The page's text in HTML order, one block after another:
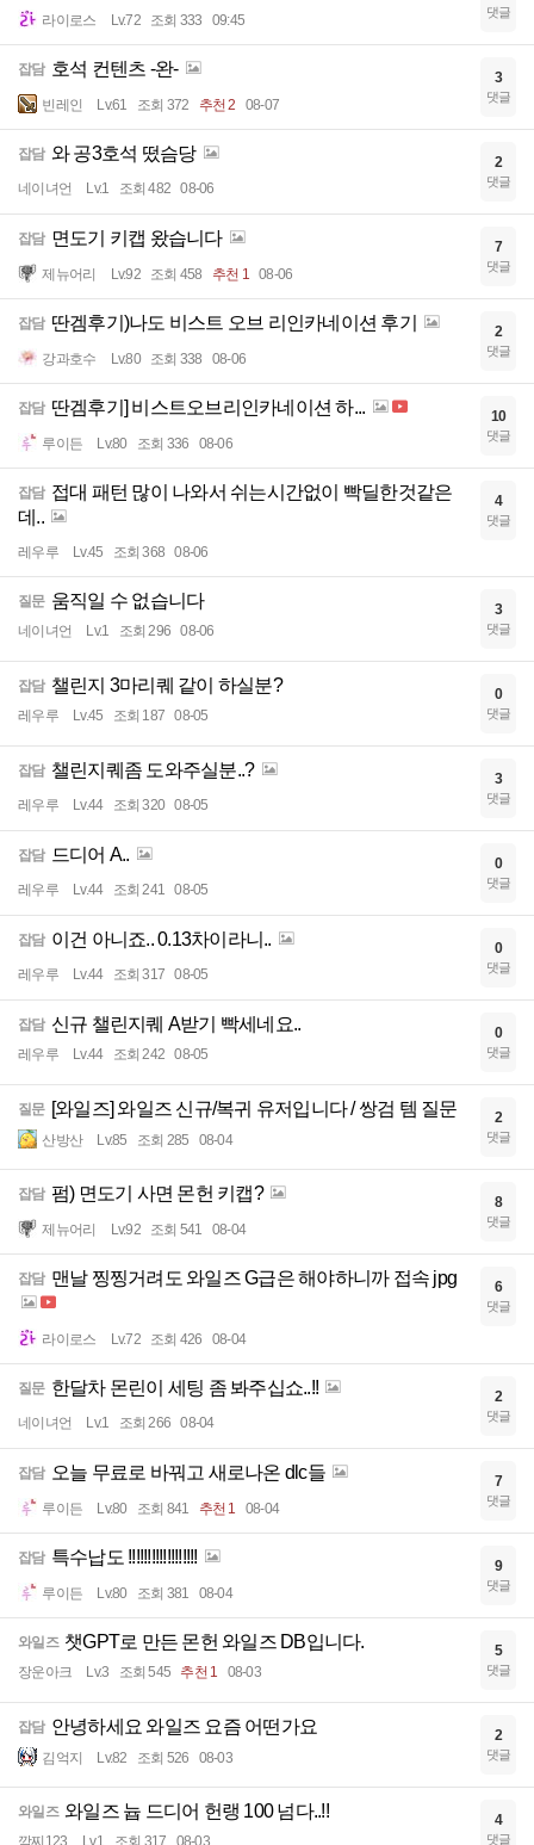
라이로스 Lv.72 조회 333 09:45 댓글
잡담 호석 컨텐츠 -완-
빈레인 Lv.61 조회 372 추천 2 08-07
3
댓글
잡담 와 공3호석 떴슴당
네이녀언 Lv.1 조회 482 08-06
2
댓글
잡담 면도기 키캡 왔습니다
제뉴어리 Lv.92 조회 458 추천 1 08-06
7
댓글
잡담 딴겜후기)나도 비스트 오브 리인카네이션 후기
강과호수 Lv.80 조회 338 08-06
2
댓글
잡담 딴겜후기] 비스트오브리인카네이션 하...
루이든 Lv.80 조회 336 08-06
10
댓글
잡담 접대 패턴 많이 나와서 쉬는시간없이 빡딜한것같은
데..
레우루 Lv.45 조회 368 08-06
4
댓글
질문 움직일 수 없습니다
네이녀언 Lv.1 조회 296 08-06
3
댓글
잡담 챌린지 3마리퀘 같이 하실분?
레우루 Lv.45 조회 187 08-05
0
댓글
잡담 챌린지퀘좀 도와주실분..?
레우루 Lv.44 조회 320 08-05
3
댓글
잡담 드디어 A..
레우루 Lv.44 조회 241 08-05
0
댓글
잡담 이건 아니죠.. 0.13차이라니..
레우루 Lv.44 조회 317 08-05
0
댓글
잡담 신규 챌린지퀘 A받기 빡세네요..
레우루 Lv.44 조회 242 08-05
0
댓글
질문 [와일즈] 와일즈 신규/복귀 유저입니다 / 쌍검 템 질문
산방산 Lv.85 조회 285 08-04
2
댓글
잡담 펌) 면도기 사면 몬헌 키캡?
제뉴어리 Lv.92 조회 541 08-04
8
댓글
잡담 맨날 찡찡거려도 와일즈 G급은 해야하니까 접속 jpg
라이로스 Lv.72 조회 426 08-04
6
댓글
질문 한달차 몬린이 세팅 좀 봐주십쇼..!!
네이녀언 Lv.1 조회 266 08-04
2
댓글
잡담 오늘 무료로 바꿔고 새로나온 dlc들
루이든 Lv.80 조회 841 추천 1 08-04
7
댓글
잡담 특수납도 !!!!!!!!!!!!!!!!!!
루이든 Lv.80 조회 381 08-04
9
댓글
와일즈 챗GPT로 만든 몬헌 와일즈 DB입니다.
장운아크 Lv.3 조회 545 추천 1 08-03
5
댓글
잡담 안녕하세요 와일즈 요즘 어떤가요
김억지 Lv.82 조회 526 08-03
2
댓글
와일즈 와일즈 늅 드디어 헌랭 100 넘다..!!
깍찌123 Lv.1 조회 317 08-03
4
댓글